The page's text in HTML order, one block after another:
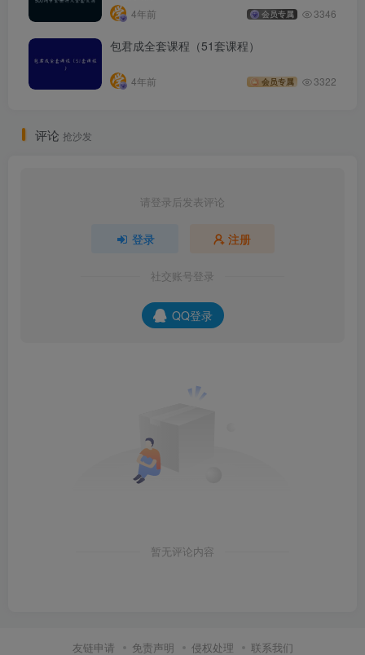
4年前 会员专属 3346
包君成全套课程（51套课程）
4年前 会员专属 3322
评论 抢沙发
请登录后发表评论
登录 注册
社交账号登录
QQ登录
暂无评论内容
友链申请 免责声明 侵权处理 联系我们